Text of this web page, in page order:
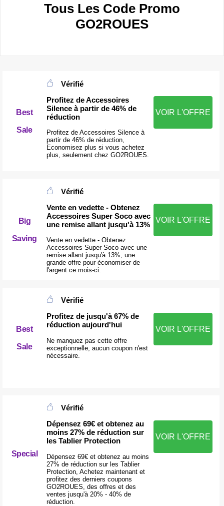
Tous Les Code Promo
GO2ROUES
Best
Sale
Vérifié
Profitez de Accessoires
Silence à partir de 46% de
réduction
Profitez de Accessoires Silence à
partir de 46% de réduction,
Economisez plus si vous achetez
plus, seulement chez GO2ROUES.
VOIR L'OFFRE
Big
Saving
Vérifié
Vente en vedette - Obtenez
Accessoires Super Soco avec
une remise allant jusqu'à 13%
Vente en vedette - Obtenez
Accessoires Super Soco avec une
remise allant jusqu'à 13%, une
grande offre pour économiser de
l'argent ce mois-ci.
VOIR L'OFFRE
Best
Sale
Vérifié
Profitez de jusqu'à 67% de
réduction aujourd'hui
Ne manquez pas cette offre
exceptionnelle, aucun coupon n'est
nécessaire.
VOIR L'OFFRE
Special
Vérifié
Dépensez 69€ et obtenez au
moins 27% de réduction sur
les Tablier Protection
Dépensez 69€ et obtenez au moins
27% de réduction sur les Tablier
Protection, Achetez maintenant et
profitez des derniers coupons
GO2ROUES, des offres et des
ventes jusqu'à 20% - 40% de
réduction.
VOIR L'OFFRE